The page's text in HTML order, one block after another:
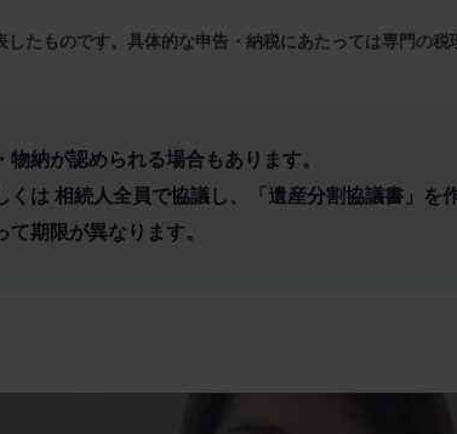
たものです。具体的な申告・納税にあたっては専門の税
物納が認められる場合もあります。
くは 相続人全員で協議し、「遺産分割協議書」を
て期限が異なります。